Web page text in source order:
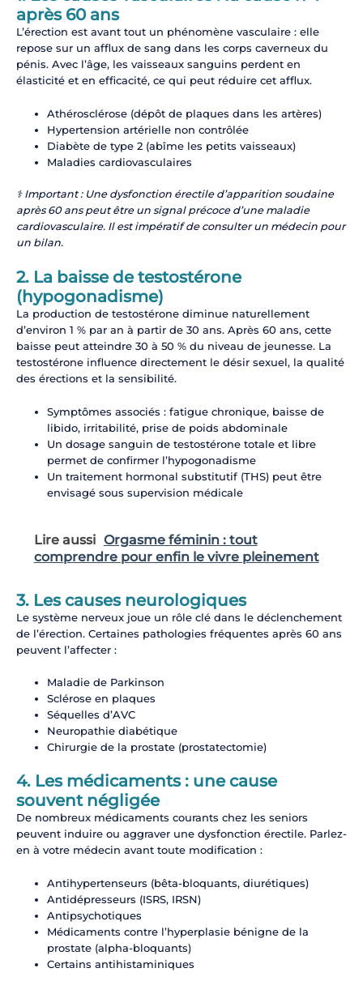
après 60 ans
L’érection est avant tout un phénomène vasculaire : elle
repose sur un afflux de sang dans les corps caverneux du
pénis. Avec l’âge, les vaisseaux sanguins perdent en
élasticité et en efficacité, ce qui peut réduire cet afflux.
Athérosclérose (dépôt de plaques dans les artères)
Hypertension artérielle non contrôlée
Diabète de type 2 (abîme les petits vaisseaux)
Maladies cardiovasculaires
⚕️ Important : Une dysfonction érectile d’apparition soudaine
après 60 ans peut être un signal précoce d’une maladie
cardiovasculaire. Il est impératif de consulter un médecin pour
un bilan.
2. La baisse de testostérone
(hypogonadisme)
La production de testostérone diminue naturellement
d’environ 1 % par an à partir de 30 ans. Après 60 ans, cette
baisse peut atteindre 30 à 50 % du niveau de jeunesse. La
testostérone influence directement le désir sexuel, la qualité
des érections et la sensibilité.
Symptômes associés : fatigue chronique, baisse de
libido, irritabilité, prise de poids abdominale
Un dosage sanguin de testostérone totale et libre
permet de confirmer l’hypogonadisme
Un traitement hormonal substitutif (THS) peut être
envisagé sous supervision médicale
Lire aussi Orgasme féminin : tout
comprendre pour enfin le vivre pleinement
3. Les causes neurologiques
Le système nerveux joue un rôle clé dans le déclenchement
de l’érection. Certaines pathologies fréquentes après 60 ans
peuvent l’affecter :
Maladie de Parkinson
Sclérose en plaques
Séquelles d’AVC
Neuropathie diabétique
Chirurgie de la prostate (prostatectomie)
4. Les médicaments : une cause
souvent négligée
De nombreux médicaments courants chez les seniors
peuvent induire ou aggraver une dysfonction érectile. Parlez-
en à votre médecin avant toute modification :
Antihypertenseurs (bêta-bloquants, diurétiques)
Antidépresseurs (ISRS, IRSN)
Antipsychotiques
Médicaments contre l’hyperplasie bénigne de la
prostate (alpha-bloquants)
Certains antihistaminiques